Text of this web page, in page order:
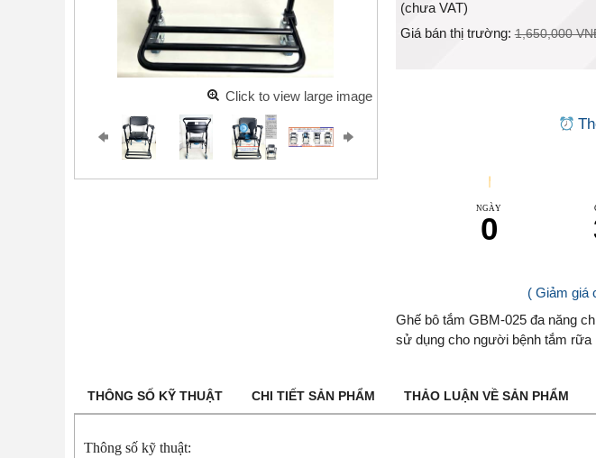
Click to view large image
(chưa VAT)
Giá bán thị trường:1,650,000
NGÀY
0
( Giảm giá
Ghế bô tắm GBM-025 đa năng
sử dụng cho người bệnh tắm rữa
THÔNG SỐ KỸ THUẬT CHI TIẾT SẢN PHẨM THẢO LUẬN VỀ SẢN PHẨM
Thông số kỹ thuật: